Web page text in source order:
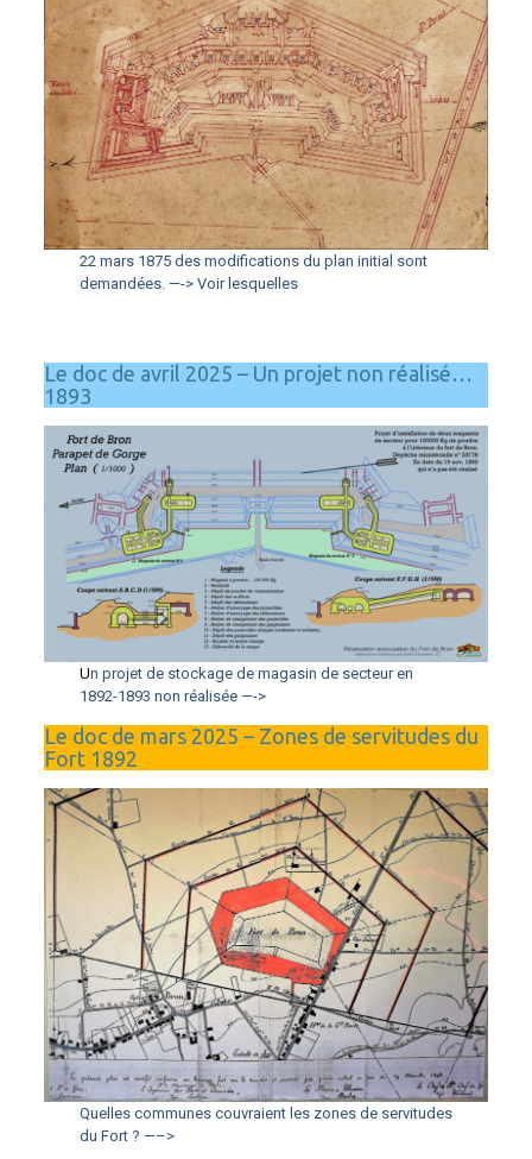
22 mars 1875 des modifications du plan initial sont
demandées. —-> Voir lesquelles
Le doc de avril 2025 – Un projet non réalisé…
1893
Un projet de stockage de magasin de secteur en
1892-1893 non réalisée —->
Le doc de mars 2025 – Zones de servitudes du
Fort 1892
Quelles communes couvraient les zones de servitudes
du Fort ? —–>